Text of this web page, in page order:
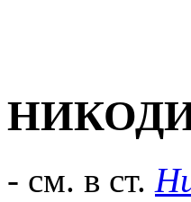
- см. в ст.